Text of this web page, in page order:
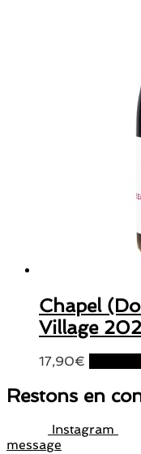
Chapel
Village
17,90€
Restons en
Instagram
message